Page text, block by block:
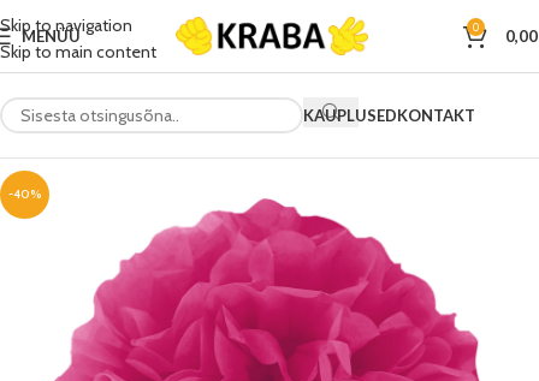
Skip to navigation
Skip to main content
MENÜÜ 0
KAUPLUSEDKONTAKT
-40%